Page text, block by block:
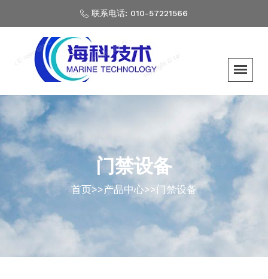
联系电话: 010-57221566
门禁设备
首页>>产品中心>>门禁设备